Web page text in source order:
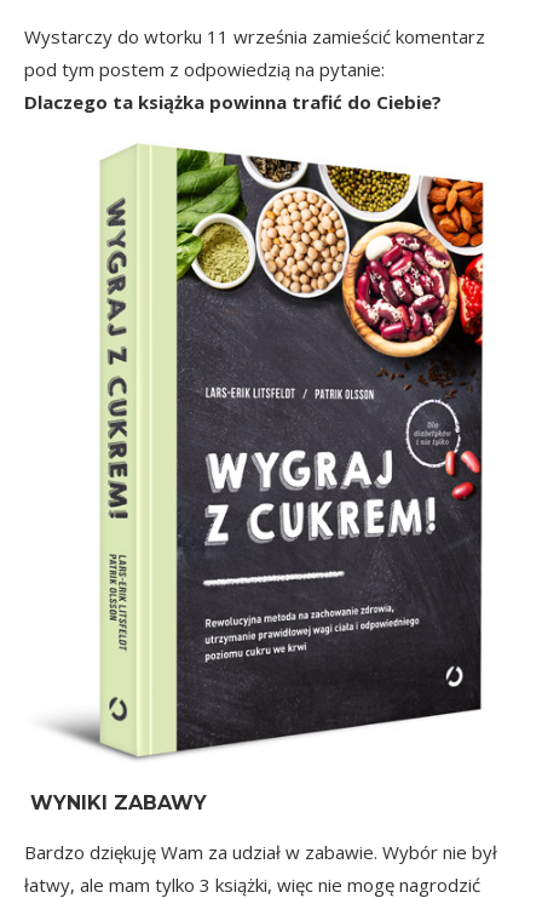
Wystarczy do wtorku 11 września zamieścić komentarz
pod tym postem z odpowiedzią na pytanie:
Dlaczego ta książka powinna trafić do Ciebie?
WYNIKI ZABAWY
Bardzo dziękuję Wam za udział w zabawie. Wybór nie był
łatwy, ale mam tylko 3 książki, więc nie mogę nagrodzić